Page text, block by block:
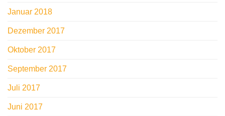
Januar 2018
Dezember 2017
Oktober 2017
September 2017
Juli 2017
Juni 2017